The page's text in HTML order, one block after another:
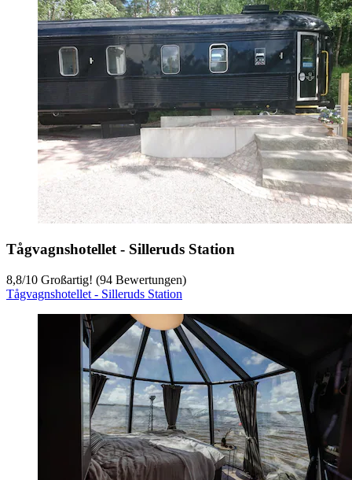
Tågvagnshotellet - Silleruds Station
8,8/10 Großartig! (94 Bewertungen)
Tågvagnshotellet - Silleruds Station